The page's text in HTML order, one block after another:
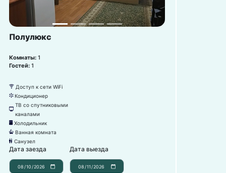
Полулюкс
Комнаты: 1
Гостей: 1
뀄 Доступ к сети WiFi
뀸 Кондиционер
넎
ТВ со спутниковыми
каналами
녒 Холодильник
넸 Ванная комната
댃 Санузел
Дата заезда Дата выезда